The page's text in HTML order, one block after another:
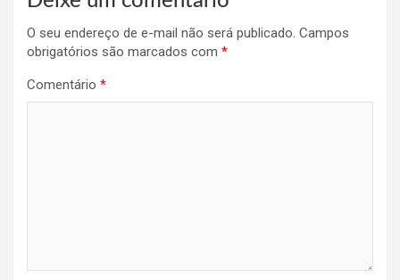
O seu endereço de e-mail não será publicado. Campos
obrigatórios são marcados com *
Comentário *